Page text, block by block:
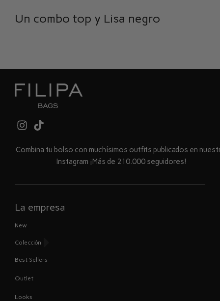
Un combo top y Lisa negro
Combina tu bolso con muchísimos outfits publicados en
Instagram ¡Más de 210.000 seguidores!
La empresa
New
Colección
Best Sellers
Outlet
Looks